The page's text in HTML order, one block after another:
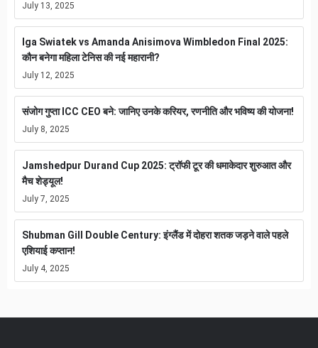
July 13, 2025
Iga Swiatek vs Amanda Anisimova Wimbledon Final 2025:
कौन बनेगा महिला टेनिस की नई महारानी?
July 12, 2025
संजोग गुप्ता ICC CEO बने: जानिए उनके करियर, रणनीति और भविष्य की योजना!
July 8, 2025
Jamshedpur Durand Cup 2025: ट्रॉफी टूर की धमाकेदार शुरुआत और
मैच शेड्यूल!
July 7, 2025
Shubman Gill Double Century: इंग्लैंड में दोहरा शतक जड़ने वाले पहले
एशियाई कप्तान!
July 4, 2025